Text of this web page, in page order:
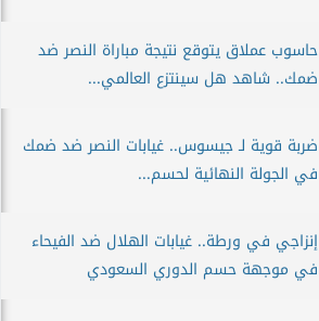
حاسوب عملاق يتوقع نتيجة مباراة النصر ضد
ضمك.. شاهد هل سينتزع العالمي...
ضربة قوية لـ جيسوس.. غيابات النصر ضد ضمك
في الجولة النهائية لحسم...
إنزاجي في ورطة.. غيابات الهلال ضد الفيحاء
في موجهة حسم الدوري السعودي